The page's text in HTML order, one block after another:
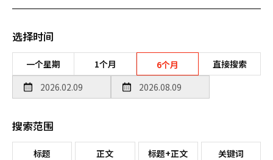
选择时间
一个星期 1个月 6个月 直接搜索
搜索范围
标题 正文 标题+正文 关键词